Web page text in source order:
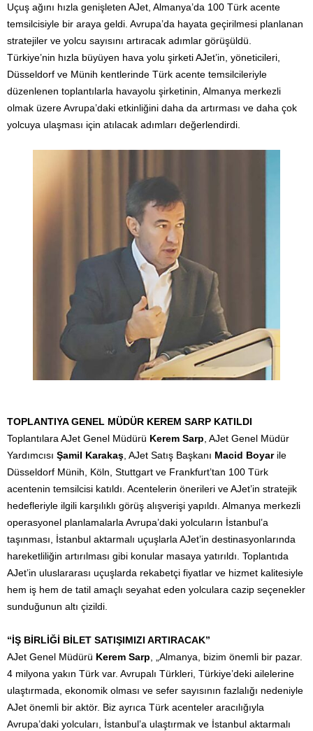
Uçuş ağını hızla genişleten AJet, Almanya’da 100 Türk acente
temsilcisiyle bir araya geldi. Avrupa’da hayata geçirilmesi planlanan
stratejiler ve yolcu sayısını artıracak adımlar görüşüldü.
Türkiye’nin hızla büyüyen hava yolu şirketi AJet’in, yöneticileri,
Düsseldorf ve Münih kentlerinde Türk acente temsilcileriyle
düzenlenen toplantılarla havayolu şirketinin, Almanya merkezli
olmak üzere Avrupa’daki etkinliğini daha da artırması ve daha çok
yolcuya ulaşması için atılacak adımları değerlendirdi.
TOPLANTIYA GENEL MÜDÜR KEREM SARP KATILDI
Toplantılara AJet Genel Müdürü Kerem Sarp , AJet Genel Müdür
Yardımcısı Şamil Karakaş , AJet Satış Başkanı Macid Boyarile
Düsseldorf Münih, Köln, Stuttgart ve Frankfurt’tan 100 Türk
acentenin temsilcisi katıldı. Acentelerin önerileri ve AJet’in stratejik
hedefleriyle ilgili karşılıklı görüş alışverişi yapıldı. Almanya merkezli
operasyonel planlamalarla Avrupa’daki yolcuların İstanbul’a
taşınması, İstanbul aktarmalı uçuşlarla AJet’in destinasyonlarında
hareketliliğin artırılması gibi konular masaya yatırıldı. Toplantıda
AJet’in uluslararası uçuşlarda rekabetçi fiyatlar ve hizmet kalitesiyle
hem iş hem de tatil amaçlı seyahat eden yolculara cazip seçenekler
sunduğunun altı çizildi.
“İŞ BİRLİĞİ BİLET SATIŞIMIZI ARTIRACAK”
AJet Genel Müdürü Kerem Sarp , „Almanya, bizim önemli bir pazar.
4 milyona yakın Türk var. Avrupalı Türkleri, Türkiye’deki ailelerine
ulaştırmada, ekonomik olması ve sefer sayısının fazlalığı nedeniyle
AJet önemli bir aktör. Biz ayrıca Türk acenteler aracılığıyla
Avrupa’daki yolcuları, İstanbul’a ulaştırmak ve İstanbul aktarmalı